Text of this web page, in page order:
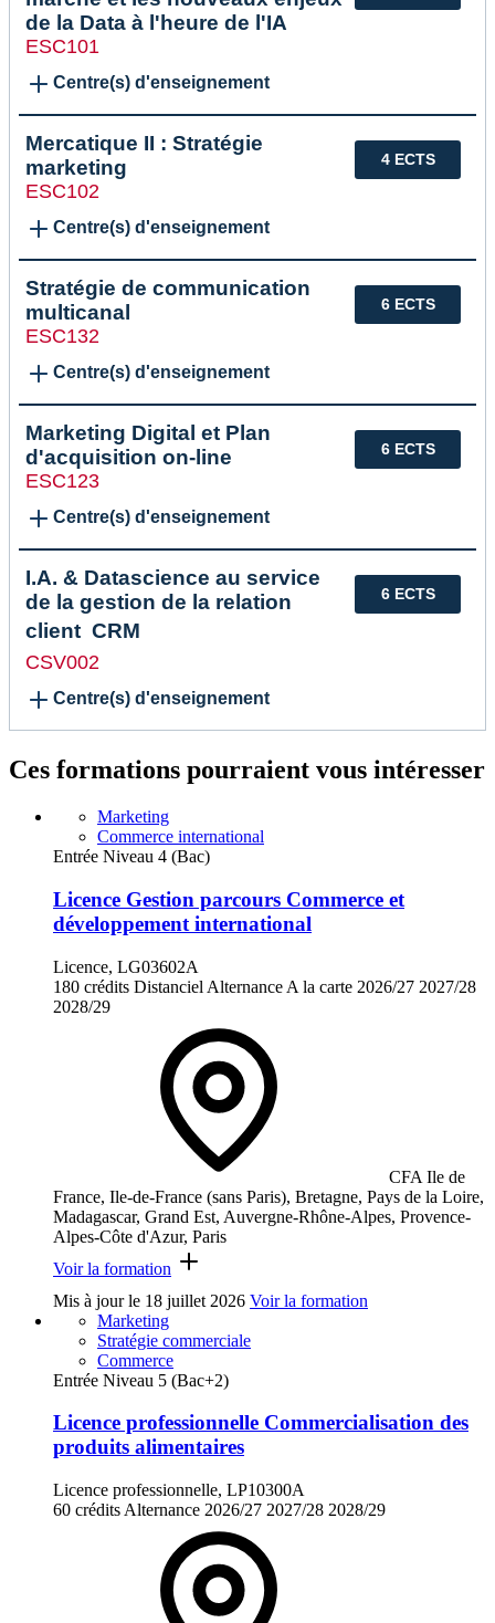
de la Data à l'heure de l'IA
ESC101
Centre(s) d'enseignement
4 ECTS
Mercatique II : Stratégie
marketing
ESC102
Centre(s) d'enseignement
6 ECTS
Stratégie de communication
multicanal
ESC132
Centre(s) d'enseignement
6 ECTS
Marketing Digital et Plan
d'acquisition on-line
ESC123
Centre(s) d'enseignement
6 ECTS
I.A. & Datascience au service
de la gestion de la relation
client  CRM
CSV002
Centre(s) d'enseignement
Ces formations pourraient vous intéresser
Marketing
Commerce international
Entrée Niveau 4 (Bac)
Licence Gestion parcours Commerce et
développement international
Licence, LG03602A
180 crédits Distanciel Alternance A la carte 2026/27 2027/28
2028/29
CFA Ile de
France, Ile-de-France (sans Paris), Bretagne, Pays de la Loire,
Madagascar, Grand Est, Auvergne-Rhône-Alpes, Provence-
Alpes-Côte d'Azur, Paris
Voir la formation
Mis à jour le 18 juillet 2026 Voir la formation
Marketing
Stratégie commerciale
Commerce
Entrée Niveau 5 (Bac+2)
Licence professionnelle Commercialisation des
produits alimentaires
Licence professionnelle, LP10300A
60 crédits Alternance 2026/27 2027/28 2028/29